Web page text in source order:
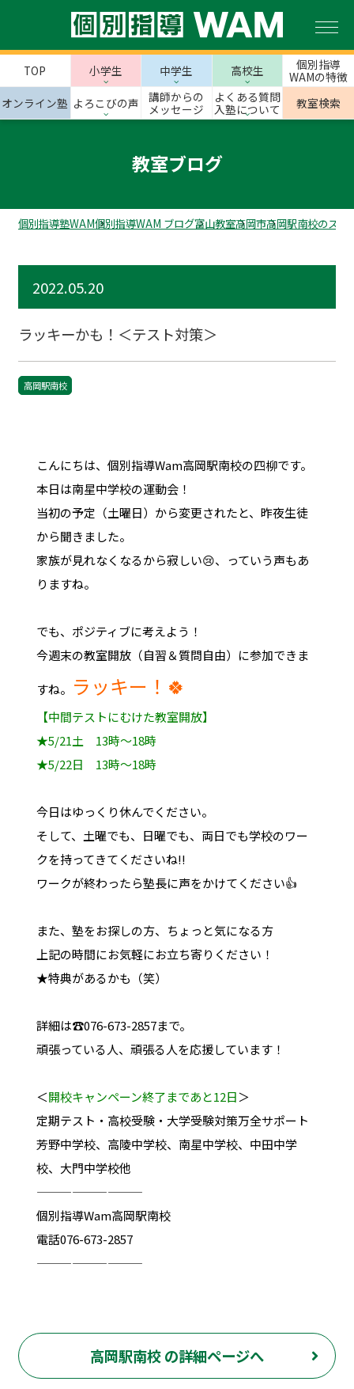
TOP 小学生 中学生 高校生
個別指導
WAMの特徴
オンライン塾 よろこびの声
講師からの
メッセージ
よくある質問
入塾について
教室検索
教室ブログ
個別指導塾WAM個別指導WAM ブログ富山教室高岡市高岡駅南校のスタ
2022.05.20
ラッキーかも！＜テスト対策＞
高岡駅南校
こんにちは、個別指導Wam高岡駅南校の四柳です。
本日は南星中学校の運動会！
当初の予定（土曜日）から変更されたと、昨夜生徒
から聞きました。
家族が見れなくなるから寂しい😢、っていう声もあ
りますね。
でも、ポジティブに考えよう！
今週末の教室開放（自習＆質問自由）に参加できま
すね。 ラッキー！🍀
【中間テストにむけた教室開放】
★5/21土 13時～18時
★5/22日 13時～18時
今日はゆっくり休んでください。
そして、土曜でも、日曜でも、両日でも学校のワー
クを持ってきてくださいね!!
ワークが終わったら塾長に声をかけてください👍
また、塾をお探しの方、ちょっと気になる方
上記の時間にお気軽にお立ち寄りください！
★特典があるかも（笑）
詳細は☎076-673-2857まで。
頑張っている人、頑張る人を応援しています！
＜開校キャンペーン終了まであと12日＞
定期テスト・高校受験・大学受験対策万全サポート
芳野中学校、高陵中学校、南星中学校、中田中学
校、大門中学校他
—————————
個別指導Wam高岡駅南校
電話076-673-2857
—————————
高岡駅南校 の詳細ページへ